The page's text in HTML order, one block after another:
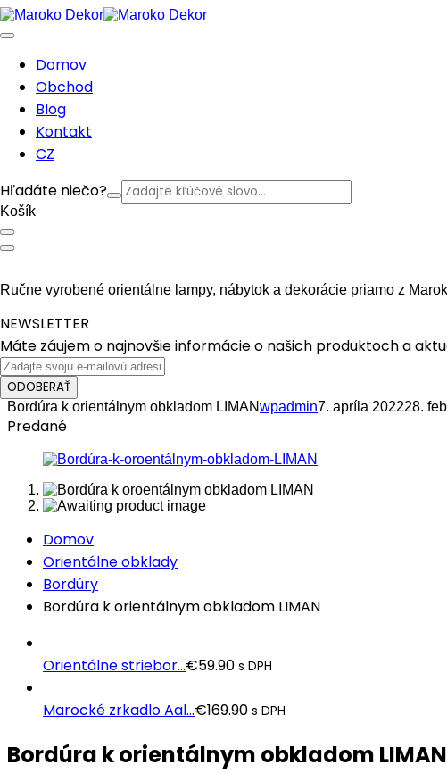
Domov
Obchod
Blog
Kontakt
CZ
Hľadáte niečo?
Košík
Ručne vyrobené orientálne lampy, nábytok a dekorácie priamo z
NEWSLETTER
Máte záujem o najnovšie informácie o našich produktoch a
ODOBERAŤ
Bordúra k orientálnym obkladom LIMANwpadmin7. apríla 202228.
Predané
Domov
Orientálne obklady
Bordúry
Bordúra k orientálnym obkladom LIMAN
Orientálne striebor...€59.90 s DPH
Marocké zrkadlo Aal...€169.90 s DPH
Bordúra k orientálnym obkladom LIMAN